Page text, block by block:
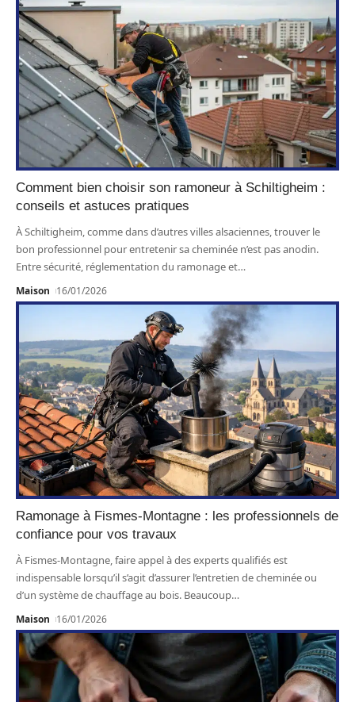
Comment bien choisir son ramoneur à Schiltigheim :
conseils et astuces pratiques
À Schiltigheim, comme dans d’autres villes alsaciennes, trouver le
bon professionnel pour entretenir sa cheminée n’est pas anodin.
Entre sécurité, réglementation du ramonage et…
Maison 16/01/2026
Ramonage à Fismes-Montagne : les professionnels de
confiance pour vos travaux
À Fismes-Montagne, faire appel à des experts qualifiés est
indispensable lorsqu’il s’agit d’assurer l’entretien de cheminée ou
d’un système de chauffage au bois. Beaucoup…
Maison 16/01/2026